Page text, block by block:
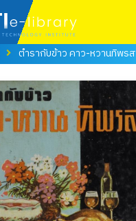
ตำรากับข้าว คาว-หวานทิพรส